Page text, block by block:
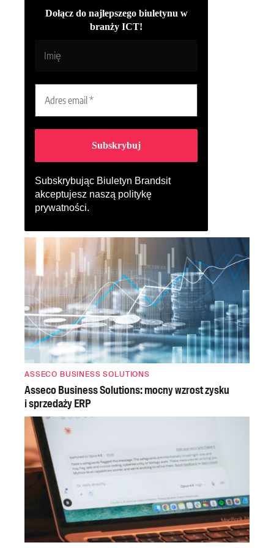
Dołącz do najlepszego biuletynu w
branży ICT!
Subskrybując Biuletyn Brandsit
akceptujesz naszą politykę
prywatności.
ASSECO BUSINESS SOLUTIONS
Asseco Business Solutions: mocny wzrost zysku
i sprzedaży ERP